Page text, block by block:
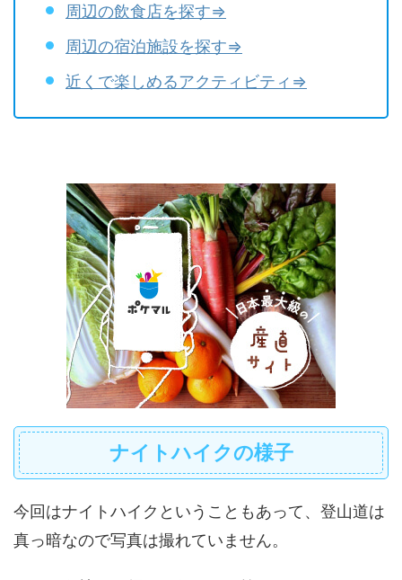
周辺の飲食店を探す⇒
周辺の宿泊施設を探す⇒
近くで楽しめるアクティビティ⇒
ナイトハイクの様子
今回はナイトハイクということもあって、登山道は
真っ暗なので写真は撮れていません。